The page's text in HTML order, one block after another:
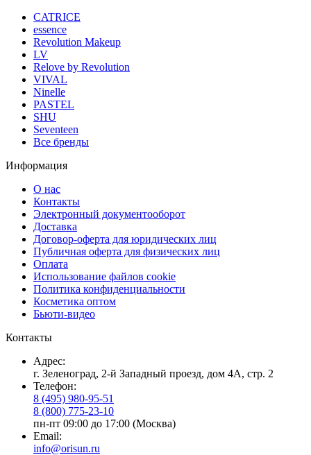
CATRICE
essence
Revolution Makeup
LV
Relove by Revolution
VIVAL
Ninelle
PASTEL
SHU
Seventeen
Все бренды
Информация
О нас
Контакты
Электронный документооборот
Доставка
Договор-оферта для юридических лиц
Публичная оферта для физических лиц
Оплата
Использование файлов cookie
Политика конфиденциальности
Косметика оптом
Бьюти-видео
Контакты
Адрес:
г. Зеленоград, 2-й Западный проезд, дом 4А, стр. 2
Телефон:
8 (495) 980-95-51
8 (800) 775-23-10
пн-пт 09:00 до 17:00 (Москва)
Email:
info@orisun.ru